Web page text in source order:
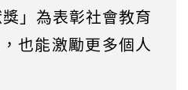
」為表彰社會教育
也能激勵更多個人